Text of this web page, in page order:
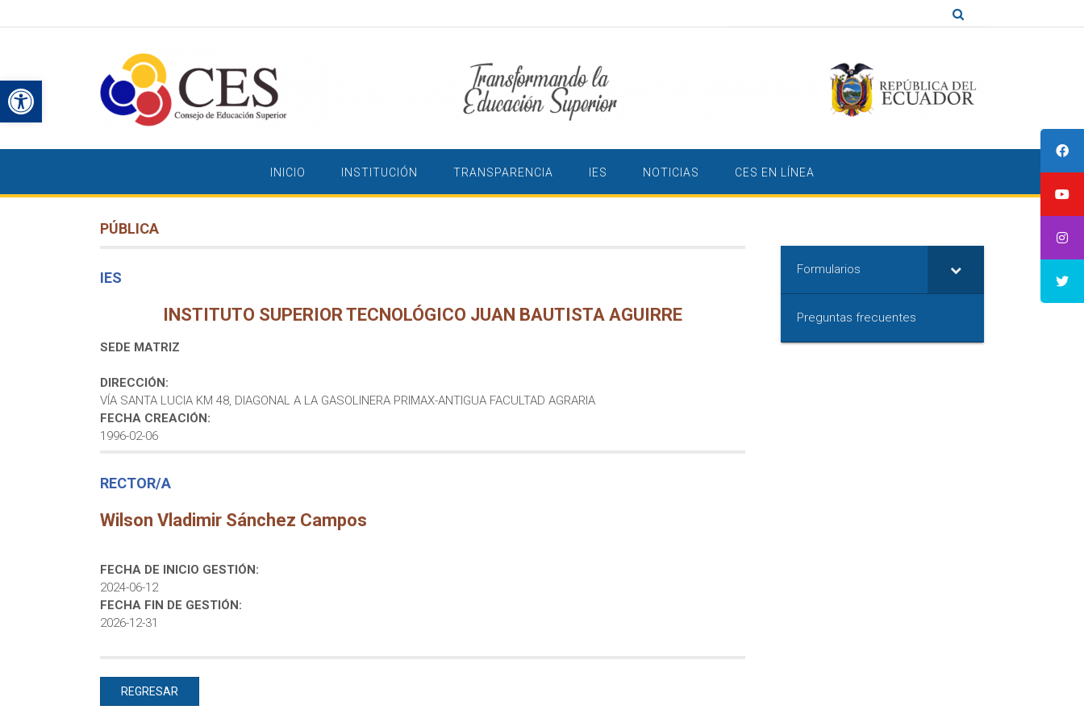
Abrir barra de herramientas
al
INICIO INSTITUCIÓN TRANSPARENCIA IES NOTICIAS CES EN LÍNEA
PÚBLICA
IES
INSTITUTO SUPERIOR TECNOLÓGICO JUAN BAUTISTA AGUIRRE
SEDE MATRIZ
DIRECCIÓN:
VÍA SANTA LUCIA KM 48, DIAGONAL A LA GASOLINERA PRIMAX-ANTIGUA FACULTAD AGRARIA
FECHA CREACIÓN:
1996-02-06
RECTOR/A
Wilson Vladimir Sánchez Campos
FECHA DE INICIO GESTIÓN:
2024-06-12
FECHA FIN DE GESTIÓN:
2026-12-31
REGRESAR
Formularios
Preguntas frecuentes